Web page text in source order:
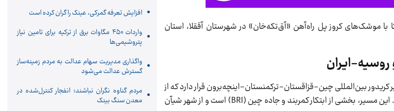
(پنج‌شنبه ۱۸ تیر ۱۴۰۵) آمریکا با موشک‌های کروز پل راه‌آهن «آق‌تکه‌خان» در شهرستان آققلا، استان
ایران
بین‌المللی چین-قزاقستان-ترکمنستان-اینچه‌برون قرار دارد که از
مرز شمال شرقی وارد ایران شده و از گرگان به تهران متصل می‌شود. این مسیر، بخشی از ابتکار کمربند و جاده چین (BRI) است و از شهر شیآن
افزایش تعرفه گمرکی، عینک را گران کرده است
واردات ۴۵۰ مگاوات برق از ترکیه برای تامین نیاز
پتروشیمی‌ها
واگذاری مدیریت سهام عدالت به مردم زمینه‌ساز
گسترش عدالت می‌شود
مردم گناوه نگران نباشند؛ انفجار کنترل‌شده در
معدن سنگ بینک